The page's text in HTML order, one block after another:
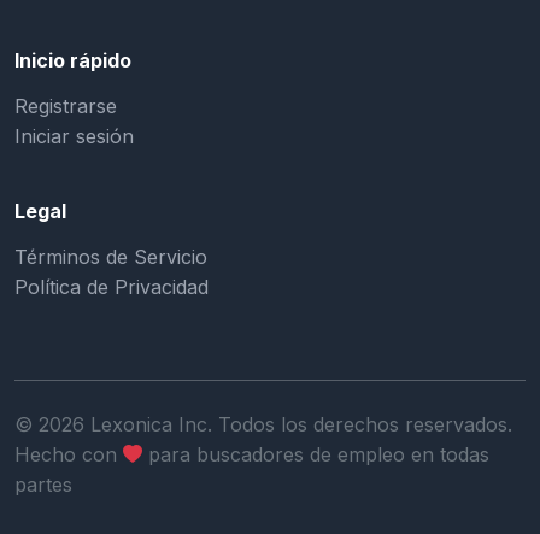
Inicio rápido
Registrarse
Iniciar sesión
Legal
Términos de Servicio
Política de Privacidad
© 2026 Lexonica Inc. Todos los derechos reservados.
Hecho con
para buscadores de empleo en todas
partes